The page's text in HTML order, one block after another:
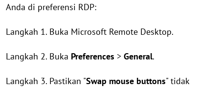
Anda di preferensi RDP:
Langkah 1. Buka Microsoft Remote Desktop.
Langkah 2. Buka Preferences > General.
Langkah 3. Pastikan "Swap mouse buttons" tidak